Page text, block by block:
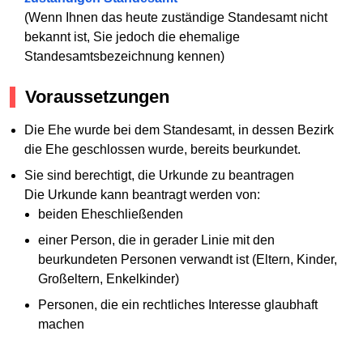
(Wenn Ihnen das heute zuständige Standesamt nicht
bekannt ist, Sie jedoch die ehemalige
Standesamtsbezeichnung kennen)
Voraussetzungen
Die Ehe wurde bei dem Standesamt, in dessen Bezirk
die Ehe geschlossen wurde, bereits beurkundet.
Sie sind berechtigt, die Urkunde zu beantragen
Die Urkunde kann beantragt werden von:
beiden Eheschließenden
einer Person, die in gerader Linie mit den
beurkundeten Personen verwandt ist (Eltern, Kinder,
Großeltern, Enkelkinder)
Personen, die ein rechtliches Interesse glaubhaft
machen